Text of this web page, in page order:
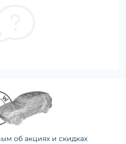
об акциях и скидках